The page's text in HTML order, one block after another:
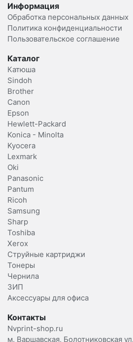
Информация
Обработка персональных данных
Политика конфиденциальности
Пользовательское соглашение
Каталог
Катюша
Sindoh
Brother
Canon
Epson
Hewlett-Packard
Konica - Minolta
Kyocera
Lexmark
Oki
Panasonic
Pantum
Ricoh
Samsung
Sharp
Toshiba
Xerox
Струйные картриджи
Тонеры
Чернила
ЗИП
Аксессуары для офиса
Контакты
Nvprint-shop.ru
м. Варшавская, Болотниковская